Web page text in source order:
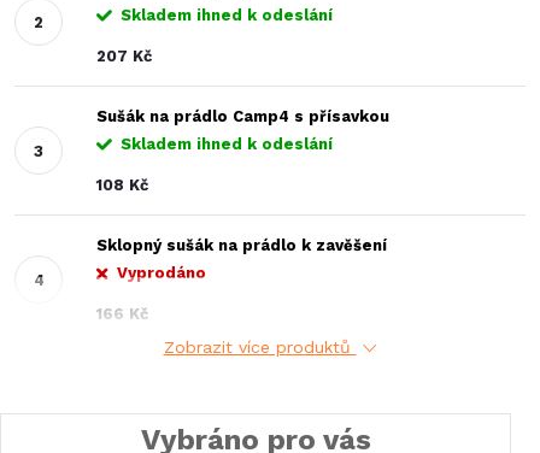
Skladem ihned k odeslání
207 Kč
Sušák na prádlo Camp4 s přísavkou
Skladem ihned k odeslání
108 Kč
Sklopný sušák na prádlo k zavěšení
Vyprodáno
166 Kč
Zobrazit více produktů
Vybráno pro vás